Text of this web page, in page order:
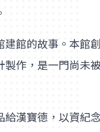
建館的故事。本
作，是一門尚未
給漢寶德，以資